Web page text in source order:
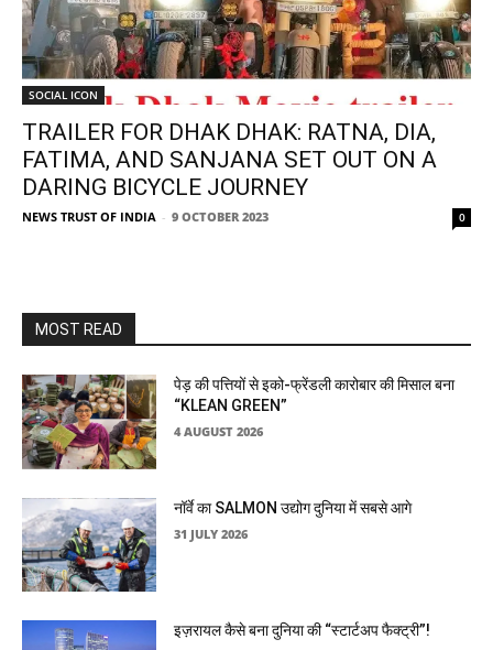
SOCIAL ICON
TRAILER FOR DHAK DHAK: RATNA, DIA,
FATIMA, AND SANJANA SET OUT ON A
DARING BICYCLE JOURNEY
NEWS TRUST OF INDIA - 9 OCTOBER 2023 0
MOST READ
पेड़ की पत्तियों से इको-फ्रेंडली कारोबार की मिसाल बना
“KLEAN GREEN”
4 AUGUST 2026
नॉर्वे का SALMON उद्योग दुनिया में सबसे आगे
31 JULY 2026
इज़रायल कैसे बना दुनिया की “स्टार्टअप फैक्ट्री”!